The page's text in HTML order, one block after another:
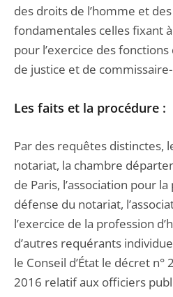
des droits de l’homme et
fondamentales celles fixant
pour l’exercice des
de justice et de
Les faits et la procédure :
Par des requêtes distinctes,
notariat, la chambre
de Paris, l’association pour
défense du notariat,
l’exercice de la profession
d’autres requérants
le Conseil d’État le décret
2016 relatif aux officiers